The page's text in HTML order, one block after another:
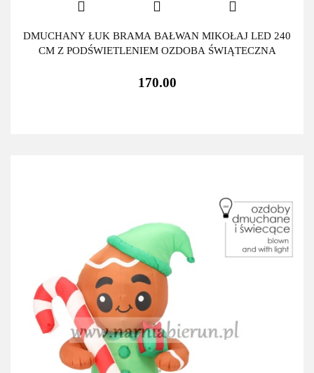
DMUCHANY ŁUK BRAMA BAŁWAN MIKOŁAJ LED 240
CM Z PODŚWIETLENIEM OZDOBA ŚWIĄTECZNA
170.00